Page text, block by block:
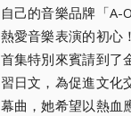
自己的音樂品牌「A-
熱愛音樂表演的初心
首集特別來賓請到了
習日文， 為促進文化
幕曲，她希望以熱血